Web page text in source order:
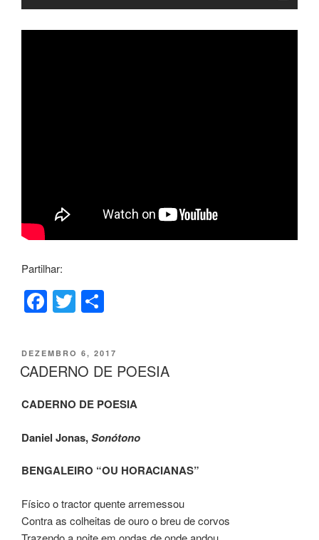
Partilhar:
F
a
c
e
b
o
o
k
T
wi
tt
er
ar
e
PUBLICADO
EM
DEZEMBRO 6, 2017
CADERNO DE POESIA
CADERNO DE POESIA
Daniel Jonas,Sonótono
BENGALEIRO “OU HORACIANAS”
Físico o tractor quente arremessou
Contra as colheitas de ouro o breu de corvos